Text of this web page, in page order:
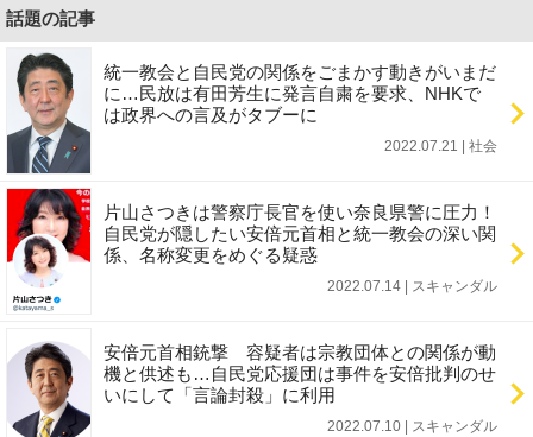
話題の記事
統一教会と自民党の関係をごまかす動きがいまだ
に…民放は有田芳生に発言自粛を要求、NHKで
は政界への言及がタブーに
2022.07.21 | 社会
片山さつきは警察庁長官を使い奈良県警に圧力！
自民党が隠したい安倍元首相と統一教会の深い関
係、名称変更をめぐる疑惑
2022.07.14 | スキャンダル
安倍元首相銃撃 容疑者は宗教団体との関係が動
機と供述も…自民党応援団は事件を安倍批判のせ
いにして「言論封殺」に利用
2022.07.10 | スキャンダル